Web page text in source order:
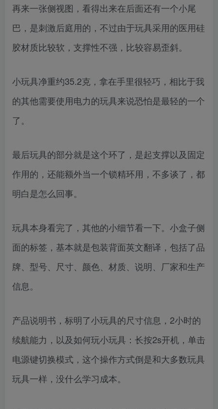
再来一张侧视图，看得出来在后面还有一个小尾
巴，是刺激后庭用的，不过由于玩具采用的医用硅
胶材质比较软，支撑性不强，比较容易歪斜。
小玩具净重约35.2克，拿在手里很轻巧，相比于我
的其他需要使用电力的玩具来说恐怕是最轻的一个
了。
最后玩具的部分就是这个环了，是起支撑以及固定
作用的，还能额外当一个锁精环用，不多谈了，都
明白是怎么回事。
玩具本身看完了，其他的小细节看一下。小盒子侧
面的标签，基本就是包装背面英文翻译，包括了品
牌、型号、尺寸、颜色、材质、说明、厂家和生产
信息。
产品说明书，标明了小玩具的尺寸信息，2小时的
续航能力，以及如何玩小玩具：长按2s开机，单击
电源键切换模式，这个操作方式倒是和大多数玩具
玩具一样，没什么学习成本。